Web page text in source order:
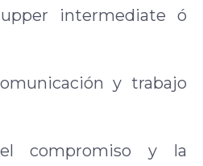
intermediate ó
y trabajo
compromiso y la